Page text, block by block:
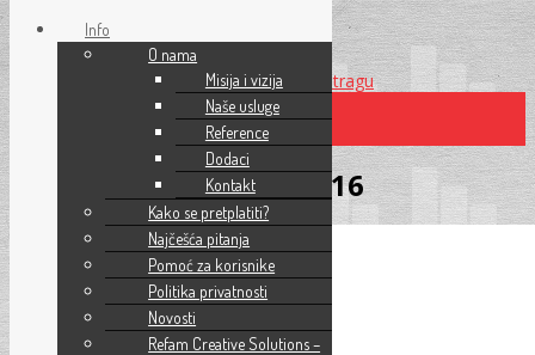
Preskoči na glavni sadržaj Preskoči na pretragu
Pravni Savjetnik 10/2016
Info
O nama
Misija i vizija
Naše usluge
Reference
Dodaci
Kontakt
Kako se pretplatiti?
Najčešća pitanja
Pomoć za korisnike
Politika privatnosti
Novosti
Refam Creative Solutions –